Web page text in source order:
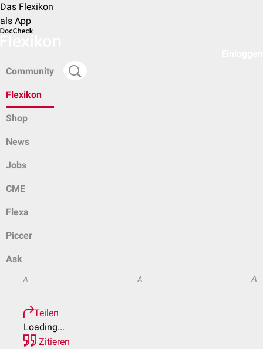
Das Flexikon
als App
Community
Flexikon
Shop
News
Jobs
CME
Flexa
Piccer
Ask
A A A
Teilen
Loading...
Zitieren